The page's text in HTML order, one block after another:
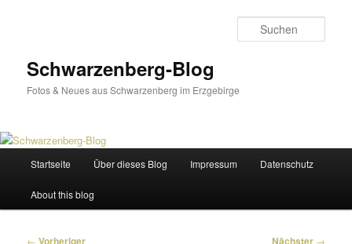
Schwarzenberg-Blog
Fotos & Neues aus Schwarzenberg im Erzgebirge
Startseite Über dieses Blog Impressum Datenschutz
About this blog
Beitragsnavigation
← Vorheriger Nächster →